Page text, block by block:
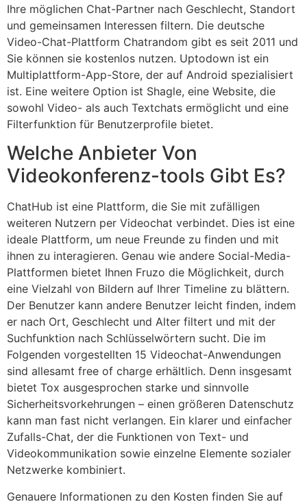
Ihre möglichen Chat-Partner nach Geschlecht, Standort
und gemeinsamen Interessen filtern. Die deutsche
Video-Chat-Plattform Chatrandom gibt es seit 2011 und
Sie können sie kostenlos nutzen. Uptodown ist ein
Multiplattform-App-Store, der auf Android spezialisiert
ist. Eine weitere Option ist Shagle, eine Website, die
sowohl Video- als auch Textchats ermöglicht und eine
Filterfunktion für Benutzerprofile bietet.
Welche Anbieter Von
Videokonferenz-tools Gibt Es?
ChatHub ist eine Plattform, die Sie mit zufälligen
weiteren Nutzern per Videochat verbindet. Dies ist eine
ideale Plattform, um neue Freunde zu finden und mit
ihnen zu interagieren. Genau wie andere Social-Media-
Plattformen bietet Ihnen Fruzo die Möglichkeit, durch
eine Vielzahl von Bildern auf Ihrer Timeline zu blättern.
Der Benutzer kann andere Benutzer leicht finden, indem
er nach Ort, Geschlecht und Alter filtert und mit der
Suchfunktion nach Schlüsselwörtern sucht. Die im
Folgenden vorgestellten 15 Videochat-Anwendungen
sind allesamt free of charge erhältlich. Denn insgesamt
bietet Tox ausgesprochen starke und sinnvolle
Sicherheitsvorkehrungen – einen größeren Datenschutz
kann man fast nicht verlangen. Ein klarer und einfacher
Zufalls-Chat, der die Funktionen von Text- und
Videokommunikation sowie einzelne Elemente sozialer
Netzwerke kombiniert.
Genauere Informationen zu den Kosten finden Sie auf